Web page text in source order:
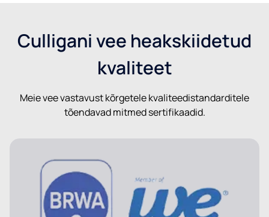
Culligani vee heakskiidetud
kvaliteet
Meie vee vastavust kõrgetele kvaliteedistandarditele
tõendavad mitmed sertifikaadid.